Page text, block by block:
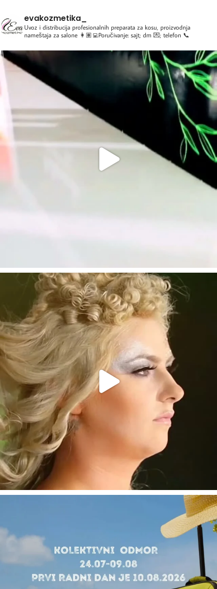
evakozmetika_
Uvoz i distribucija profesionalnih preparata za kosu, proizvodnja
nameštaja za salone 👩🏽‍💻Poručivanje: sajt; dm 💌; telefon 📞